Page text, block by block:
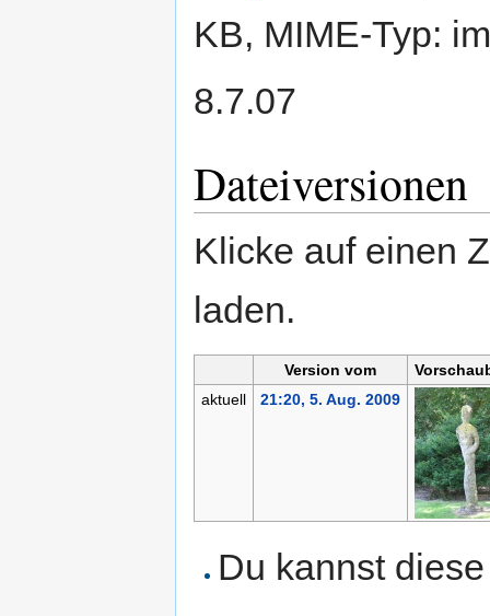
KB, MIME-Typ:
8.7.07
Dateiversionen
Klicke auf einen
laden.
Version vom
aktuell
21:20, 5. Aug. 2009
Du kannst